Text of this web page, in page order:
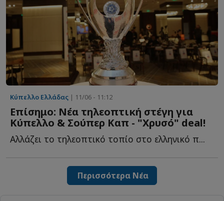
Κύπελλο Ελλάδας | 11/06 - 11:12
Επίσημο: Νέα τηλεοπτική στέγη για
Κύπελλο & Σούπερ Καπ - "Χρυσό" deal!
Αλλάζει το τηλεοπτικό τοπίο στο ελληνικό π...
Περισσότερα Νέα